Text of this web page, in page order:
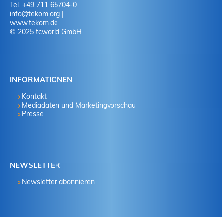
Tel. +49 711 65704-0
info@tekom.org |
www.tekom.de
© 2025 tcworld GmbH
INFORMATIONEN
Kontakt
Mediadaten und Marketingvorschau
Presse
NEWSLETTER
Newsletter abonnieren